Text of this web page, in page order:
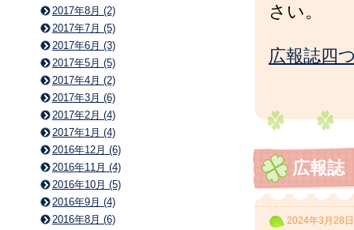
さい。
広報誌四
広報誌
2024年3月28日
2017年8月 (2)
2017年7月 (5)
2017年6月 (3)
2017年5月 (5)
2017年4月 (2)
2017年3月 (6)
2017年2月 (4)
2017年1月 (4)
2016年12月 (6)
2016年11月 (4)
2016年10月 (5)
2016年9月 (4)
2016年8月 (6)